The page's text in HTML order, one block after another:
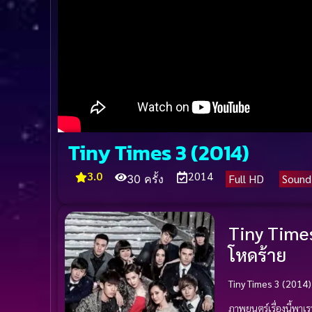
Tiny Times 3 (2014)
3.0 30 ครั้ง 2014 Full HD
Tiny
โหดร้าย
Tiny Times 3
ภาพยนตร์เรื่องนี้พาเ